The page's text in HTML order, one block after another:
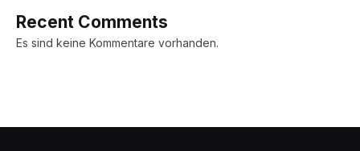
Recent Comments
Es sind keine Kommentare vorhanden.